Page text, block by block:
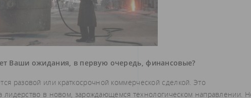
Ваши ожидания, в первую очередь, финансовые?
разовой или краткосрочной коммерческой сделкой. Это
лидерство в новом, зарождающемся технологическом направлении.